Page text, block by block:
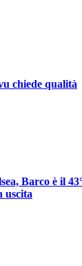
chiede qualità
Barco è il
uscita